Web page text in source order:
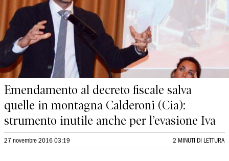
Emendamento al decreto fiscale salva
quelle in montagna Calderoni (Cia):
strumento inutile anche per l’evasione Iva
27 novembre 2016 03:19 2 MINUTI DI LETTURA